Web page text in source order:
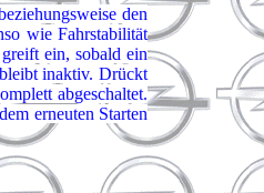
den
wie Fahrstabilität
ein, sobald ein
inaktiv. Drückt
abgeschaltet.
erneuten Starten